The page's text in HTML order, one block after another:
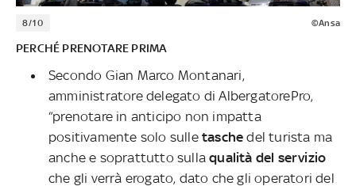
8/10 ©Ansa
PERCHÉ PRENOTARE PRIMA
Secondo Gian Marco Montanari,
amministratore delegato di AlbergatorePro,
“prenotare in anticipo non impatta
positivamente solo sulle tasche del turista ma
anche e soprattutto sullaqualità del servizio
che gli verrà erogato, dato che gli operatori del